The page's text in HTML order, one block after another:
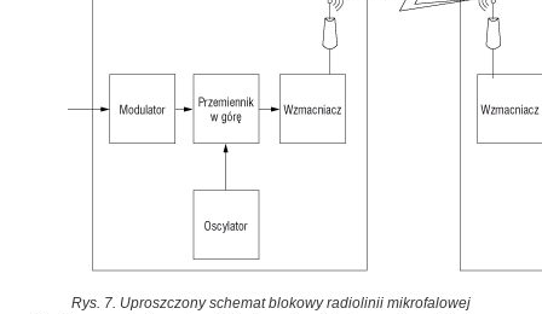
Rys. 7. Uproszczony schemat blokowy radiolinii mikrofalowej